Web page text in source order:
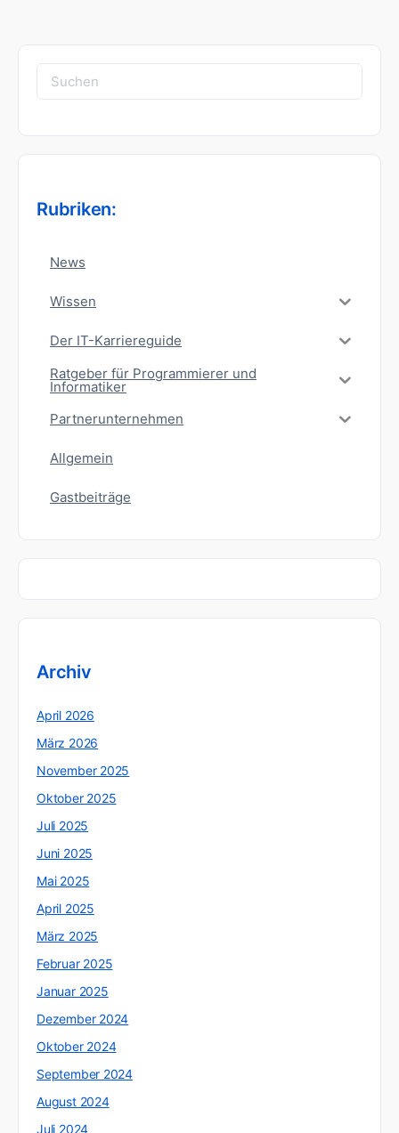
Suchen
nach:
Rubriken:
News
Wissen
Der IT-Karriereguide
Ratgeber für Programmierer und
Informatiker
Partnerunternehmen
Allgemein
Gastbeiträge
Archiv
April 2026
März 2026
November 2025
Oktober 2025
Juli 2025
Juni 2025
Mai 2025
April 2025
März 2025
Februar 2025
Januar 2025
Dezember 2024
Oktober 2024
September 2024
August 2024
Juli 2024